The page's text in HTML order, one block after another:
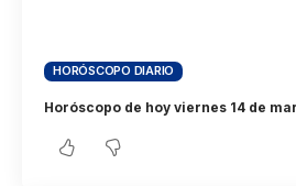
HORÓSCOPO DIARIO
Horóscopo de hoy viernes 14 de